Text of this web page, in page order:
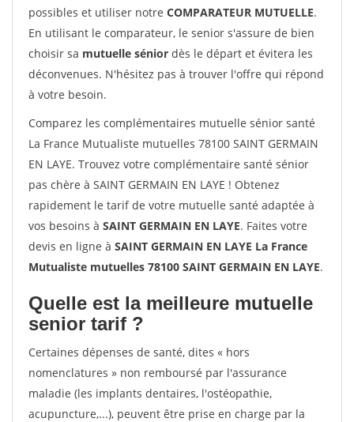
possibles et utiliser notre COMPARATEUR MUTUELLE.
En utilisant le comparateur, le senior s'assure de bien
choisir sa mutuelle sénior dès le départ et évitera les
déconvenues. N'hésitez pas à trouver l'offre qui répond
à votre besoin.
Comparez les complémentaires mutuelle sénior santé
La France Mutualiste mutuelles 78100 SAINT GERMAIN
EN LAYE. Trouvez votre complémentaire santé sénior
pas chère à SAINT GERMAIN EN LAYE ! Obtenez
rapidement le tarif de votre mutuelle santé adaptée à
vos besoins à SAINT GERMAIN EN LAYE. Faites votre
devis en ligne à SAINT GERMAIN EN LAYE La France
Mutualiste mutuelles 78100 SAINT GERMAIN EN LAYE.
Quelle est la meilleure mutuelle
senior tarif ?
Certaines dépenses de santé, dites « hors
nomenclatures » non remboursé par l'assurance
maladie (les implants dentaires, l'ostéopathie,
acupuncture,...), peuvent être prise en charge par la